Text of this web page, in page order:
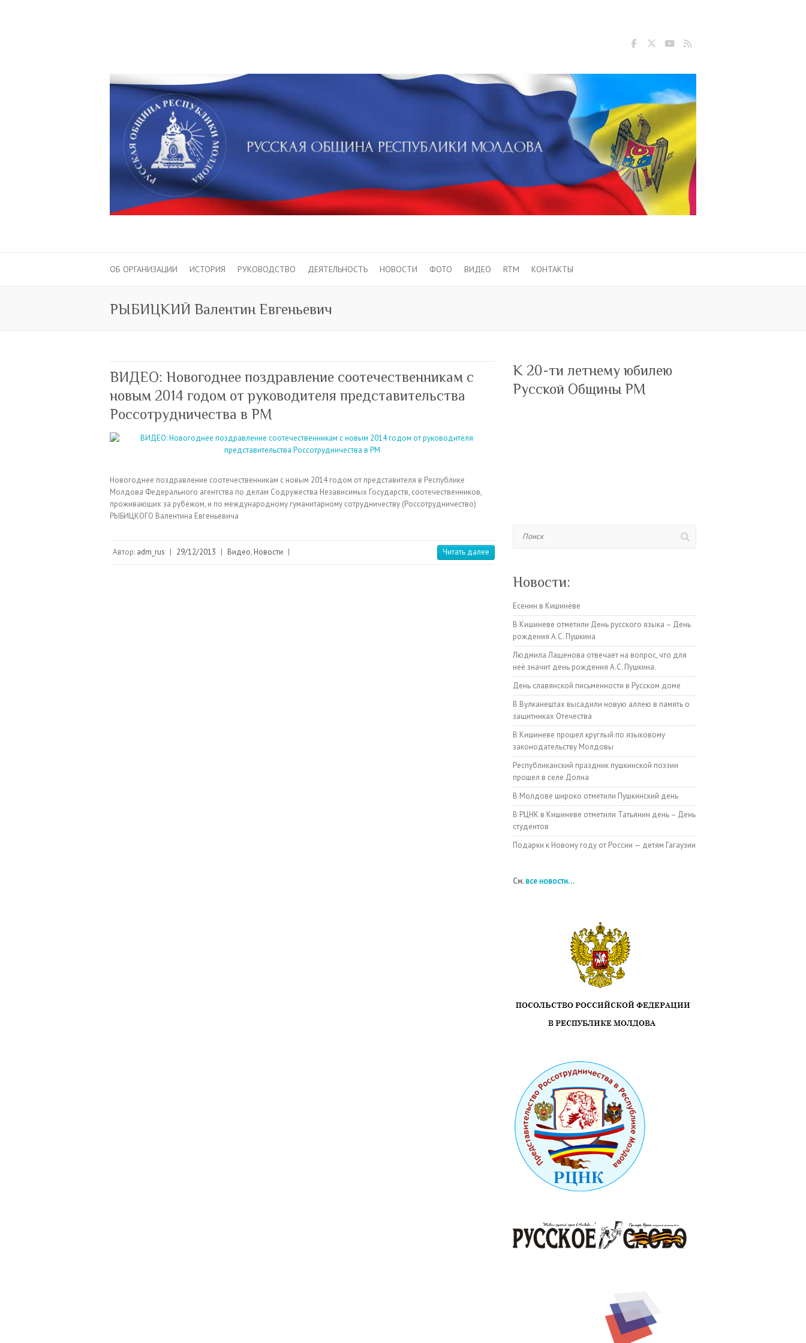
ОБ ОРГАНИЗАЦИИ ИСТОРИЯ РУКОВОДСТВО ДЕЯТЕЛЬНОСТЬ НОВОСТИ ФОТО ВИДЕО RTM КОНТАКТЫ
РЫБИЦКИЙ Валентин Евгеньевич
ВИДЕО: Новогоднее поздравление соотечественникам с
новым 2014 годом от руководителя представительства
Россотрудничества в РМ
Новогоднее поздравление соотечественникам с новым 2014 годом от представителя в Республике
Молдова Федерального агентства по делам Содружества Независимых Государств, соотечественников,
проживающих за рубежом, и по международному гуманитарному сотрудничеству (Россотрудничество)
РЫБИЦКОГО Валентина Евгеньевича
Автор: adm_rus | 29/12/2013 | Видео, Новости | Читать далее
К 20-ти летнему юбилею
Русской Общины РМ
Новости:
Есенин в Кишинёве
В Кишиневе отметили День русского языка – День
рождения А.С. Пушкина
Людмила Лащенова отвечает на вопрос, что для
неё значит день рождения А.С. Пушкина.
День славянской письменности в Русском доме
В Вулканештах высадили новую аллею в память о
защитниках Отечества
В Кишиневе прошел круглый по языковому
законодательству Молдовы
Республиканский праздник пушкинской поэзии
прошел в селе Долна
В Молдове широко отметили Пушкинский день
В РЦНК в Кишиневе отметили Татьянин день – День
студентов
Подарки к Новому году от России — детям Гагаузии
См.все новости...